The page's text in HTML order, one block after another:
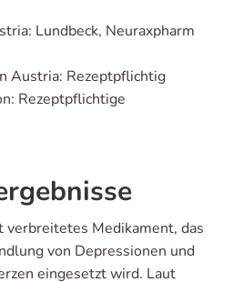
Lundbeck, Neuraxpharm
Austria: Rezeptpflichtig
Rezeptpflichtige
Medikament, das
von Depressionen und
eingesetzt wird. Laut